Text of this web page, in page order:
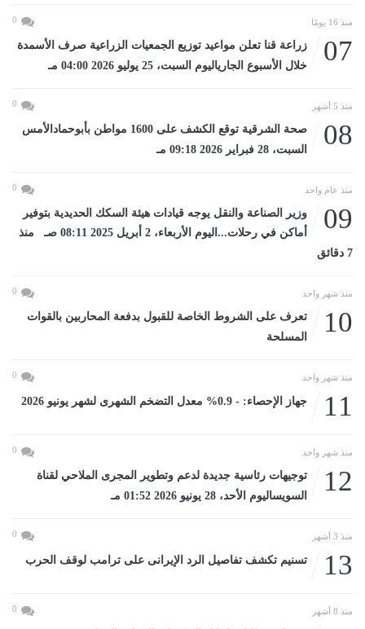
منذ 16 يومًا 0
07
زراعة قنا تعلن مواعيد توزيع الجمعيات الزراعية صرف الأسمدة
خلال الأسبوع الجارياليوم السبت، 25 يوليو 2026 04:00 مـ
منذ 5 أشهر 0
08
صحة الشرقية توقع الكشف على 1600 مواطن بأبوحمادالأمس
السبت، 28 فبراير 2026 09:18 مـ
منذ عام واحد 0
09
وزير الصناعة والنقل يوجه قيادات هيئة السكك الحديدية بتوفير
أماكن في رحلات...اليوم الأربعاء، 2 أبريل 2025 08:11 صـ منذ
7 دقائق
منذ شهر واحد 0
10
تعرف على الشروط الخاصة للقبول بدفعة المحاربين بالقوات
المسلحة
منذ شهر واحد 0
11 جهاز الإحصاء: - 0.9% معدل التضخم الشهرى لشهر يونيو 2026
منذ شهر واحد 0
12
توجيهات رئاسية جديدة لدعم وتطوير المجرى الملاحي لقناة
السويساليوم الأحد، 28 يونيو 2026 01:52 مـ
منذ 3 أشهر 0
13 تسنيم تكشف تفاصيل الرد الإيرانى على ترامب لوقف الحرب
منذ 8 أشهر 0